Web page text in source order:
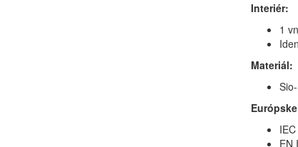
Interiér:
1
Materiál:
EN